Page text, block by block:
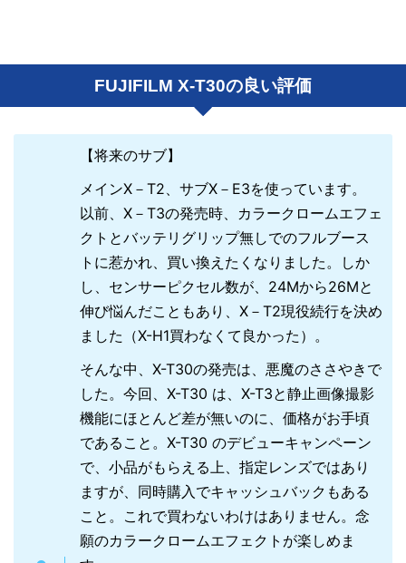
FUJIFILM X-T30の良い評価
【将来のサブ】
メインX－T2、サブX－E3を使っています。
以前、X－T3の発売時、カラークロームエフェ
クトとバッテリグリップ無しでのフルブース
トに惹かれ、買い換えたくなりました。しか
し、センサーピクセル数が、24Mから26Mと
伸び悩んだこともあり、X－T2現役続行を決め
ました（X-H1買わなくて良かった）。
そんな中、X-T30の発売は、悪魔のささやきで
した。今回、X-T30 は、X-T3と静止画像撮影
機能にほとんど差が無いのに、価格がお手頃
であること。X-T30 のデビューキャンペーン
で、小品がもらえる上、指定レンズではあり
ますが、同時購入でキャッシュバックもある
こと。これで買わないわけはありません。念
願のカラークロームエフェクトが楽しめま